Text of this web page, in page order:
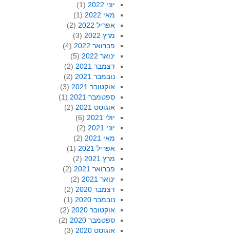
יוני 2022
(1)
מאי 2022
(1)
אפריל 2022
(2)
מרץ 2022
(3)
פברואר 2022
(4)
ינואר 2022
(5)
דצמבר 2021
(2)
נובמבר 2021
(2)
אוקטובר 2021
(3)
ספטמבר 2021
(1)
אוגוסט 2021
(2)
יולי 2021
(6)
יוני 2021
(2)
מאי 2021
(2)
אפריל 2021
(1)
מרץ 2021
(2)
פברואר 2021
(2)
ינואר 2021
(2)
דצמבר 2020
(2)
נובמבר 2020
(1)
אוקטובר 2020
(2)
ספטמבר 2020
(2)
אוגוסט 2020
(3)